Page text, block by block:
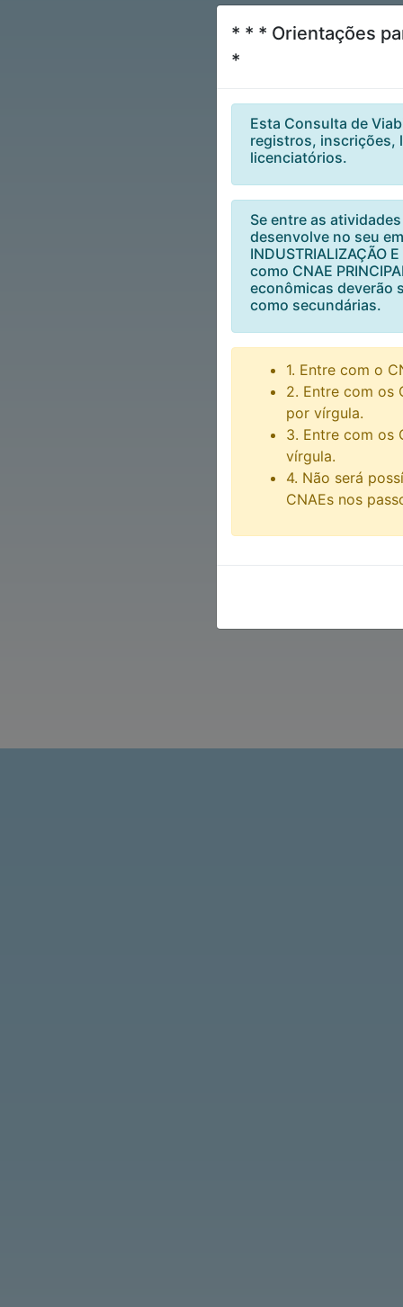
* * * Orientações
*
Esta Consulta de
registros, inscrições,
licenciatórios.
Se entre as
desenvolve no seu
INDUSTRIALIZAÇÃO
como CNAE
econômicas deverão
como secundárias.
1. Entre com o
2. Entre com os
por vírgula.
3. Entre com os
vírgula.
4. Não será
CNAEs nos